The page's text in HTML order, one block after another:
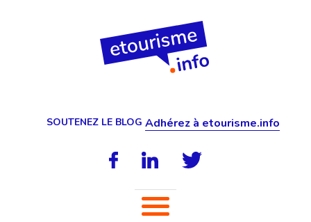
SOUTENEZ LE BLOG Adhérez à etourisme.info